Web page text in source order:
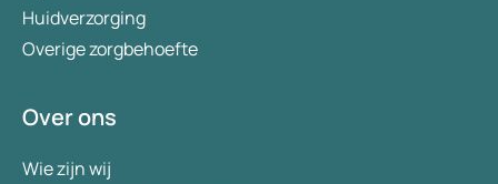
Huidverzorging
Overige zorgbehoefte
Over ons
Wie zijn wij